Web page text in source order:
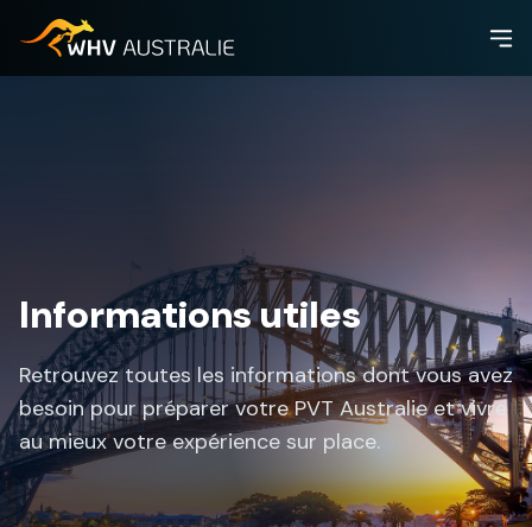
Informations utiles
Retrouvez toutes les informations dont vous avez
besoin pour préparer votre PVT Australie et vivre
au mieux votre expérience sur place.